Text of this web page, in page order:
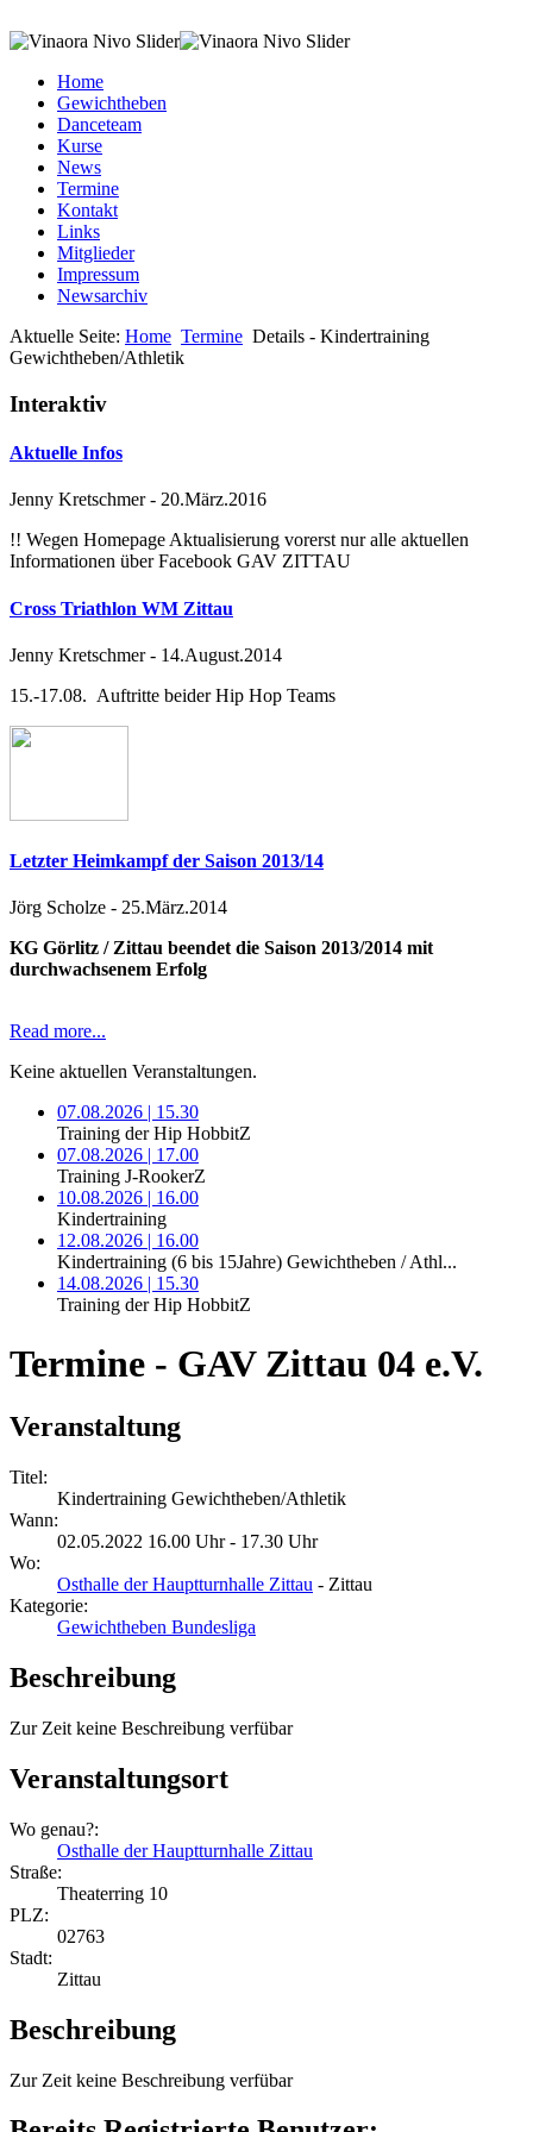
Home
Gewichtheben
Danceteam
Kurse
News
Termine
Kontakt
Links
Mitglieder
Impressum
Newsarchiv
Aktuelle Seite: Home Termine Details - Kindertraining
Gewichtheben/Athletik
Interaktiv
Aktuelle Infos
Jenny Kretschmer- 20.März.2016
!! Wegen Homepage Aktualisierung vorerst nur alle aktuellen
Informationen über Facebook GAV ZITTAU
Cross Triathlon WM Zittau
Jenny Kretschmer- 14.August.2014
15.-17.08. Auftritte beider Hip Hop Teams
Letzter Heimkampf der Saison 2013/14
Jörg Scholze - 25.März.2014
KG Görlitz / Zittau beendet die Saison 2013/2014 mit
durchwachsenem Erfolg
Read more...
Keine aktuellen Veranstaltungen.
07.08.2026 | 15.30
Training der Hip HobbitZ
07.08.2026 | 17.00
Training J-RookerZ
10.08.2026 | 16.00
Kindertraining
12.08.2026 | 16.00
Kindertraining (6 bis 15Jahre) Gewichtheben / Athl...
14.08.2026 | 15.30
Training der Hip HobbitZ
Termine - GAV Zittau 04 e.V.
Veranstaltung
Titel:
Kindertraining Gewichtheben/Athletik
Wann:
02.05.2022 16.00 Uhr - 17.30 Uhr
Wo:
Osthalle der Hauptturnhalle Zittau - Zittau
Kategorie:
Gewichtheben Bundesliga
Beschreibung
Zur Zeit keine Beschreibung verfübar
Veranstaltungsort
Wo genau?:
Osthalle der Hauptturnhalle Zittau
Straße:
Theaterring 10
PLZ:
02763
Stadt:
Zittau
Beschreibung
Zur Zeit keine Beschreibung verfübar